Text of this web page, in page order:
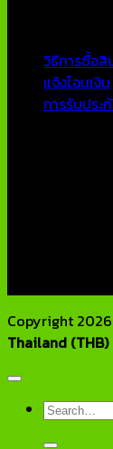
วิธีการซื้อสิ
แจ้งโอนเงิน
การรับประ
Copyright
Thailand (THB)
Search